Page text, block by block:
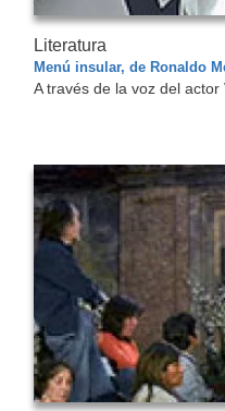
Literatura
Menú insular, de Ronaldo
A través de la voz del actor